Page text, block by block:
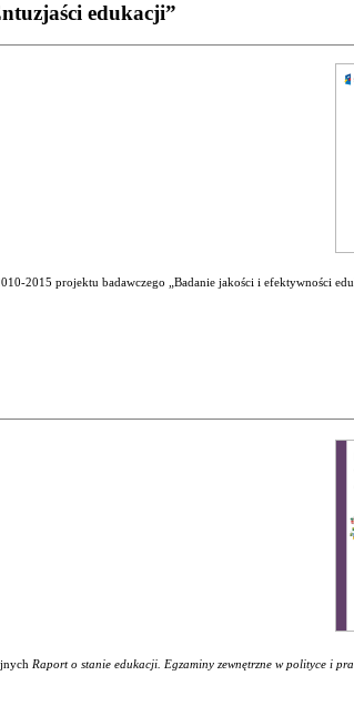
edukacji”
2015 projektu badawczego „Badanie jakości i efektywności
Raport o stanie edukacji. Egzaminy zewnętrzne w polityce i